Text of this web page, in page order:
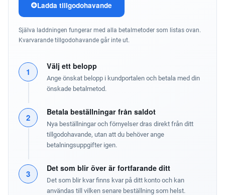
Ladda tillgodohavande
Själva laddningen fungerar med alla betalmetoder som listas ovan.
Kvarvarande tillgodohavande går inte ut.
1
Välj ett belopp
Ange önskat belopp i kundportalen och betala med din
önskade betalmetod.
2
Betala beställningar från saldot
Nya beställningar och förnyelser dras direkt från ditt
tillgodohavande, utan att du behöver ange
betalningsuppgifter igen.
3
Det som blir över är fortfarande ditt
Det som blir kvar finns kvar på ditt konto och kan
användas till vilken senare beställning som helst.